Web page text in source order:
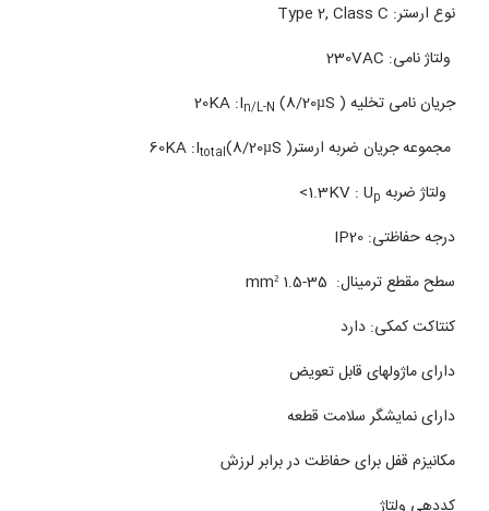
نوع ارستر: Type 2, Class C
ولتاژ نامی: 230VAC
جریان نامی تخلیه 20KA :I
n/L-N (8/20µS )
مجموعه جریان ضربه ارستر60KA :I
total(8/20µS )
ولتاژ ضربه 1.3KV : U p
>
درجه حفاظتی: IP20
سطح مقطع ترمینال: 35-1.5 mm²
کنتاکت کمکی: دارد
دارای ماژولهای قابل تعویض
دارای نمایشگر سلامت قطعه
مکانیزم قفل برای حفاظت در برابر لرزش